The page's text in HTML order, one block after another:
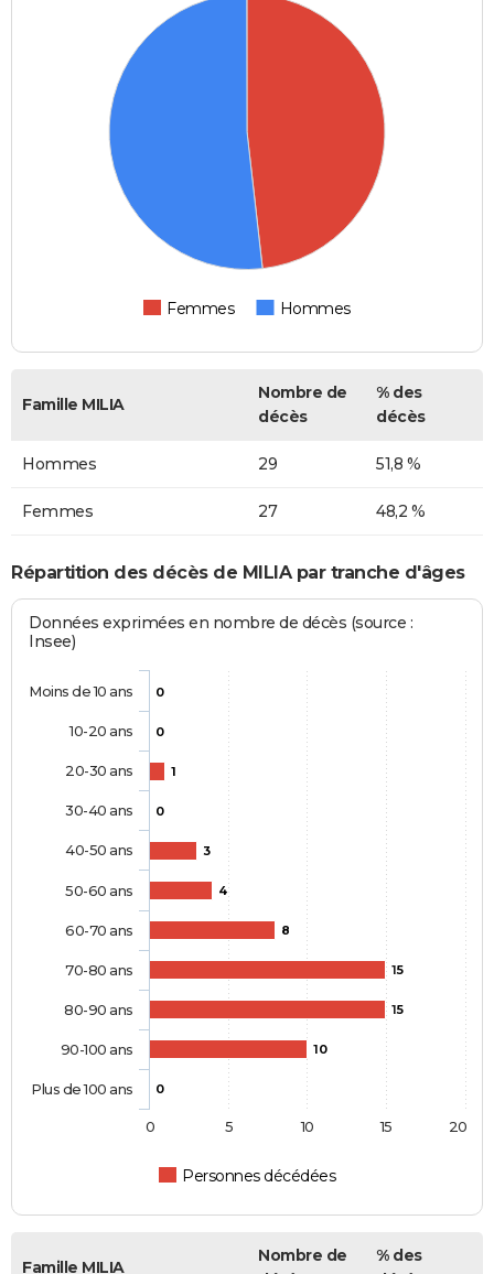
Femmes Hommes
Famille MILIA
Nombre de
décès
% des
décès
Hommes 29 51,8 %
Femmes 27 48,2 %
Répartition des décès de MILIA par tranche d'âges
Données exprimées en nombre de décès (source :
Insee)
0
0
1
0
3
4
8
15
15
10
0
Personnes décédées
Moins de 10 ans
10-20 ans
20-30 ans
30-40 ans
40-50 ans
50-60 ans
60-70 ans
70-80 ans
80-90 ans
90-100 ans
Plus de 100 ans
0 5 10 15 20
Famille MILIA
Nombre de
% des